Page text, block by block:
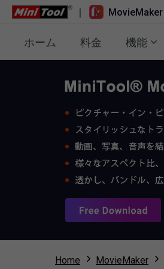
| MovieMaker
ホーム 料金 機能
Home MovieMaker